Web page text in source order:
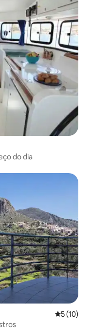
do dia
5 de uma
5 (10)